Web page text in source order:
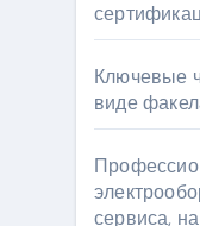
Ключевые
виде
сервиса,